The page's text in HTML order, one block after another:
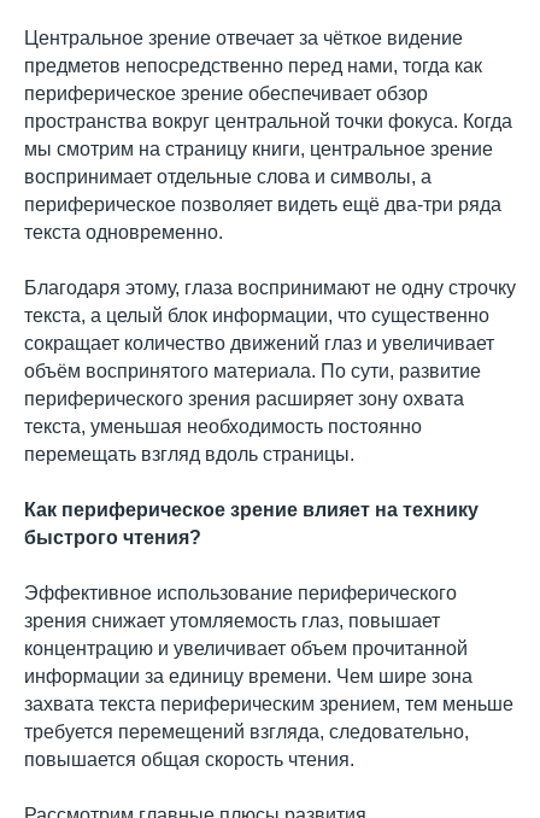
Центральное зрение отвечает за чёткое видение
предметов непосредственно перед нами, тогда как
периферическое зрение обеспечивает обзор
пространства вокруг центральной точки фокуса. Когда
мы смотрим на страницу книги, центральное зрение
воспринимает отдельные слова и символы, а
периферическое позволяет видеть ещё два-три ряда
текста одновременно.
Благодаря этому, глаза воспринимают не одну строчку
текста, а целый блок информации, что существенно
сокращает количество движений глаз и увеличивает
объём воспринятого материала. По сути, развитие
периферического зрения расширяет зону охвата
текста, уменьшая необходимость постоянно
перемещать взгляд вдоль страницы.
Как периферическое зрение влияет на технику
быстрого чтения?
Эффективное использование периферического
зрения снижает утомляемость глаз, повышает
концентрацию и увеличивает объем прочитанной
информации за единицу времени. Чем шире зона
захвата текста периферическим зрением, тем меньше
требуется перемещений взгляда, следовательно,
повышается общая скорость чтения.